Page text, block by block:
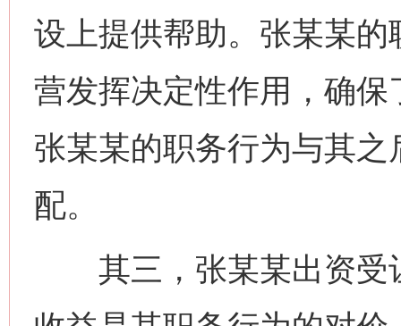
设上提供帮助。张某某
营发挥决定性作用，确
张某某的职务行为与其
配。
其三，张某某出资受